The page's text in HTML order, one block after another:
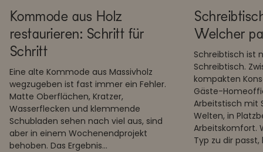
Kommode aus Holz
restaurieren: Schritt für
Schritt
Eine alte Kommode aus Massivholz
wegzugeben ist fast immer ein Fehler.
Matte Oberflächen, Kratzer,
Wasserflecken und klemmende
Schubladen sehen nach viel aus, sind
aber in einem Wochenendprojekt
behoben. Das Ergebnis...
Welcher
Schreibtisch ist
Schreibtisch.
kompakten
Gäste-
Arbeitstisch mit
Welten, in
Arbeitskomfort.
Typ zu dir passt,